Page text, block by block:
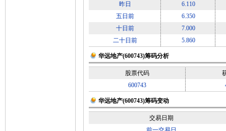
昨日
6.110
五日前
6.350
十日前
7.000
二十日前
5.860
华远地产(600743)筹码分析
股票代码
600743
华远地产(600743)筹码变动
交易日期